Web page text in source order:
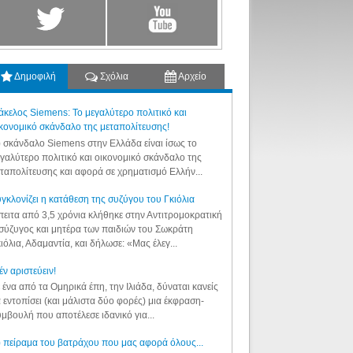
Δημοφιλή Σχόλια Αρχείο
Siemens: Το μεγαλύτερο πολιτικό και
σκάνδαλο της μεταπολίτευσης!
σκάνδαλο Siemens στην Ελλάδα είναι ίσως το
πολιτικό και οικονομικό σκάνδαλο της
και αφορά σε χρηματισμό Ελλήν...
η κατάθεση της συζύγου του Γκιόλια
από 3,5 χρόνια κλήθηκε στην Αντιτρομοκρατική
και μητέρα των παιδιών του Σωκράτη
Αδαμαντία, και δήλωσε: «Μας έλεγ...
αριστεύειν!
ένα από τα Ομηρικά έπη, την Ιλιάδα, δύναται κανείς
εντοπίσει (και μάλιστα δύο φορές) μια έκφραση-
που αποτέλεσε ιδανικό για...
πείραμα του βατράχου που μας αφορά όλους...